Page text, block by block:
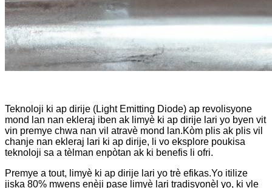
Teknoloji ki ap dirije (Light Emitting Diode) ap revolisyone
mond lan nan ekleraj iben ak limyè ki ap dirije lari yo byen vit
vin premye chwa nan vil atravè mond lan.Kòm plis ak plis vil
chanje nan ekleraj lari ki ap dirije, li vo eksplore poukisa
teknoloji sa a tèlman enpòtan ak ki benefis li ofri.
Premye a tout, limyè ki ap dirije lari yo trè efikas.Yo itilize
jiska 80% mwens enèji pase limyè lari tradisyonèl yo, ki vle